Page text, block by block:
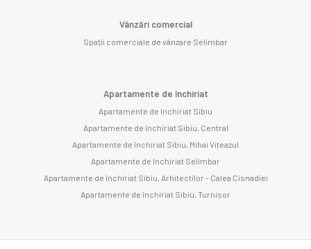
Vânzări comercial
Spații comerciale de vânzare Selimbar
Apartamente de închiriat
Apartamente de închiriat Sibiu
Apartamente de închiriat Sibiu, Central
Apartamente de închiriat Sibiu, Mihai Viteazul
Apartamente de închiriat Selimbar
Apartamente de închiriat Sibiu, Arhitectilor - Calea Cisnadiei
Apartamente de închiriat Sibiu, Turnisor